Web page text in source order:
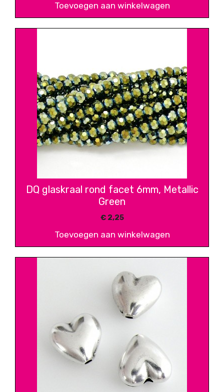
Toevoegen aan winkelwagen
DQ glaskraal rond facet 6mm, Metallic
Green
€2,25
Toevoegen aan winkelwagen